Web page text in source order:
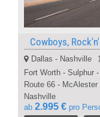
Cowboys,
Dallas - Nashville
Fort Worth - Sulphur
Route 66 -
Nashville
ab 2.995 € pro